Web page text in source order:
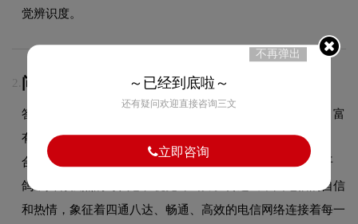
觉辨识度。
2. 问：Clogo的设计含义是什么？
答：新的中国电信企业标识整体造型质相简约、线条流畅、富
有动感，以中国电信的英文首个字母C的趋势线进行变化组
合，似张开的双臂，又似充满活力的牛头和振翅飞翔的和平
鸽，具有强烈的时代感和视觉冲击力。传递出中国电信的自信
和热情，象征着四通八达、畅通、高效的电信网络连接着每一
不再弹出
～已经到底啦～
还有疑问欢迎直接咨询三文
立即咨询